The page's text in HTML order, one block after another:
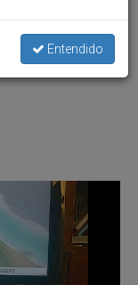
Entendido